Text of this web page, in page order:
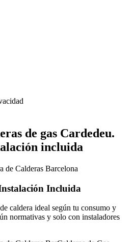
de gas Cardedeu.
incluida
Incluida
caldera ideal según tu consumo y
normativas y solo con instaladores